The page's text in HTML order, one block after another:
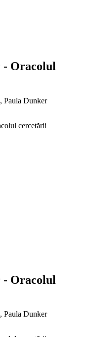
- Oracolul
Paula Dunker
- Oracolul
Paula Dunker